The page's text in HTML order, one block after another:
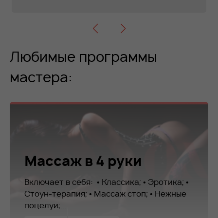
Любимые программы
мастера:
Массаж в 4 руки
Включает в себя: • Классика; • Эротика; •
Стоун-терапия; • Массаж стоп; • Нежные
поцелуи;...